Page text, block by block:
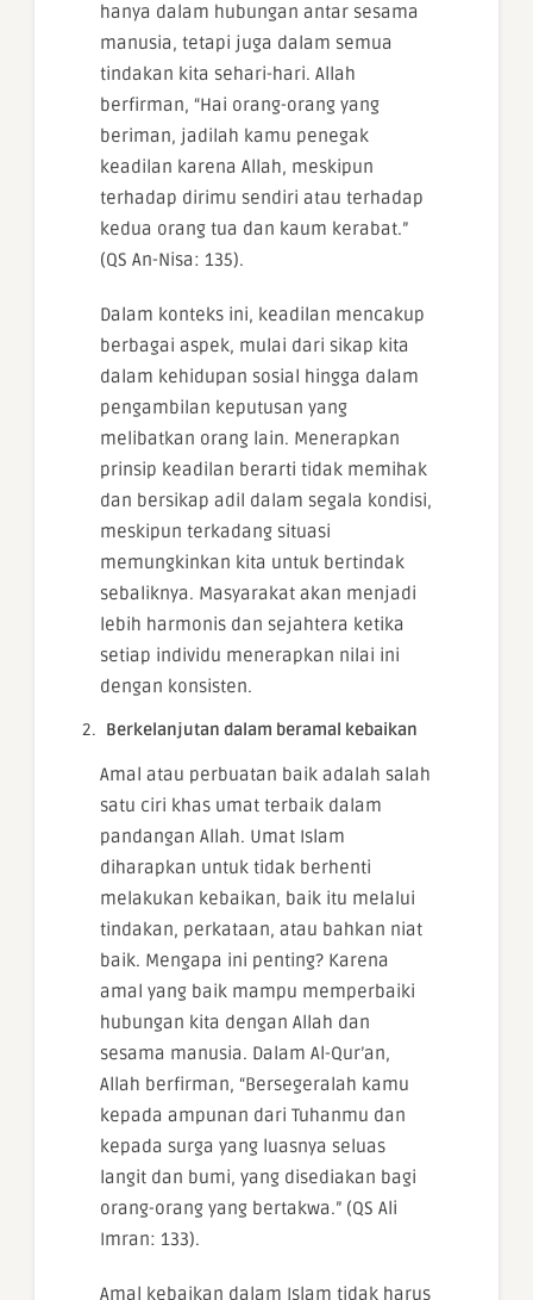
hanya dalam hubungan antar sesama
manusia, tetapi juga dalam semua
tindakan kita sehari-hari. Allah
berfirman, “Hai orang-orang yang
beriman, jadilah kamu penegak
keadilan karena Allah, meskipun
terhadap dirimu sendiri atau terhadap
kedua orang tua dan kaum kerabat.”
(QS An-Nisa: 135).
Dalam konteks ini, keadilan mencakup
berbagai aspek, mulai dari sikap kita
dalam kehidupan sosial hingga dalam
pengambilan keputusan yang
melibatkan orang lain. Menerapkan
prinsip keadilan berarti tidak memihak
dan bersikap adil dalam segala kondisi,
meskipun terkadang situasi
memungkinkan kita untuk bertindak
sebaliknya. Masyarakat akan menjadi
lebih harmonis dan sejahtera ketika
setiap individu menerapkan nilai ini
dengan konsisten.
Berkelanjutan dalam beramal kebaikan
Amal atau perbuatan baik adalah salah
satu ciri khas umat terbaik dalam
pandangan Allah. Umat Islam
diharapkan untuk tidak berhenti
melakukan kebaikan, baik itu melalui
tindakan, perkataan, atau bahkan niat
baik. Mengapa ini penting? Karena
amal yang baik mampu memperbaiki
hubungan kita dengan Allah dan
sesama manusia. Dalam Al-Qur’an,
Allah berfirman, “Bersegeralah kamu
kepada ampunan dari Tuhanmu dan
kepada surga yang luasnya seluas
langit dan bumi, yang disediakan bagi
orang-orang yang bertakwa.” (QS Ali
Imran: 133).
Amal kebaikan dalam Islam tidak harus